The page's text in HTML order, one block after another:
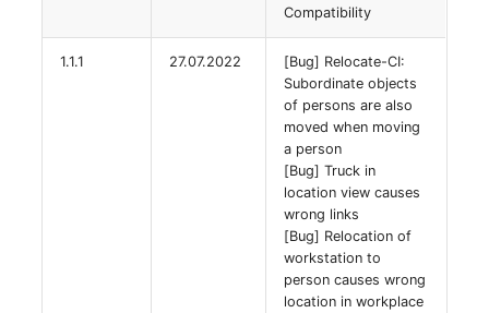
SIM
Slots
Softwarezuweisung
Soundkarte
Speicher
Stammdaten
Compatibility
1.1.1 27.07.2022
[Bug] Relocate-CI:
Subordinate objects
of persons are also
moved when moving
a person
[Bug] Truck in
location view causes
wrong links
[Bug] Relocation of
workstation to
person causes wrong
location in workplace